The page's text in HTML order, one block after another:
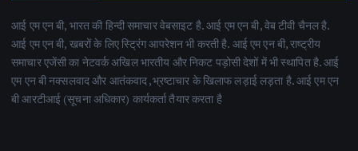
आई एम एन बी, भारत की हिन्दी समाचार वेबसाइट है. आई एम एन बी, वेब टीवी चैनल है.
आई एम एन बी, खबरों के लिए स्ट्रिंग आपरेशन भी करती है. आई एम एन बी, राष्ट्रीय
समाचार एजेंसी का नेटवर्क अखिल भारतीय और निकट पड़ोसी देशों में भी स्थापित है. आई
एम एन बी नक्सलवाद और आतंकवाद ,भ्रष्टाचार के खिलाफ लड़ाई लड़ता है. आई एम एन
बी आरटीआई (सूचना अधिकार) कार्यकर्ता तैयार करता है